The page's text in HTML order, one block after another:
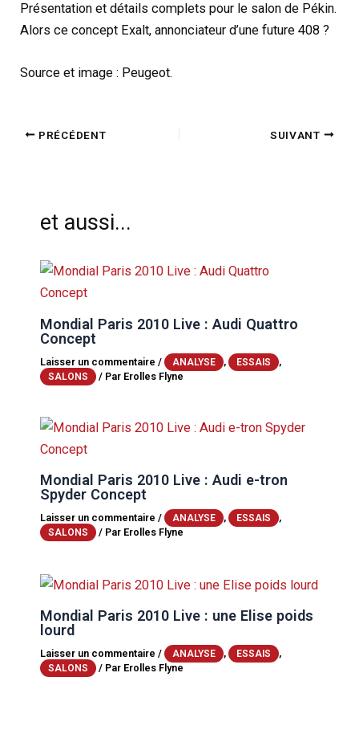
Présentation et détails complets pour le salon de Pékin.
Alors ce concept Exalt, annonciateur d’une future 408 ?
Source et image : Peugeot.
PRÉCÉDENT SUIVANT
et aussi...
Mondial Paris 2010 Live : Audi Quattro
Concept
Laisser un commentaire / ANALYSE , ESSAIS ,
SALONS / Par Erolles Flyne
Mondial Paris 2010 Live : Audi e-tron
Spyder Concept
Laisser un commentaire / ANALYSE , ESSAIS ,
SALONS / Par Erolles Flyne
Mondial Paris 2010 Live : une Elise poids
lourd
Laisser un commentaire / ANALYSE , ESSAIS ,
SALONS / Par Erolles Flyne